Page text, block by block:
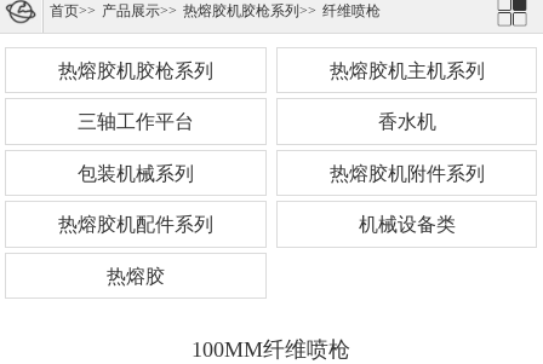
首页>> 产品展示>> 热熔胶机胶枪系列>> 纤维喷枪
热熔胶机胶枪系列 热熔胶机主机系列
三轴工作平台 香水机
包装机械系列 热熔胶机附件系列
热熔胶机配件系列 机械设备类
热熔胶
100MM纤维喷枪